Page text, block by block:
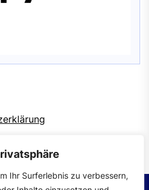
Ihr Surferlebnis zu verbessern,